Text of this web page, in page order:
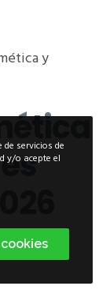
y
servicios de
y/o acepte el